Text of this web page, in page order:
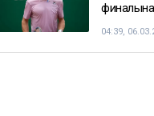
04:39,